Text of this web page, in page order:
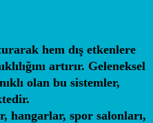
hem dış etkenlere
artırır. Geleneksel
olan bu sistemler,
hangarlar, spor salonları,